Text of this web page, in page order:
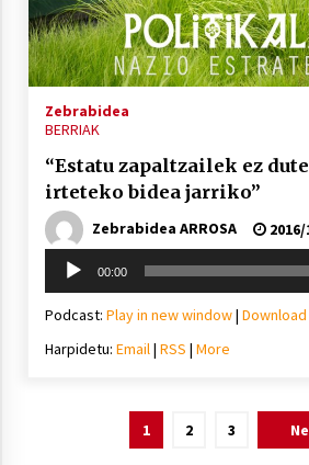
Zebrabidea
BERRIAK
“Estatu zapaltzailek ez
irteteko bidea jarriko”
Zebrabidea ARROSA
2016/
Soinu
erreproduzigailua
00:00
Podcast: Play in new window| Download
Harpidetu: Email| RSS | More
1 2 3